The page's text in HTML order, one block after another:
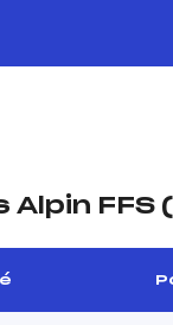
Alpin FFS